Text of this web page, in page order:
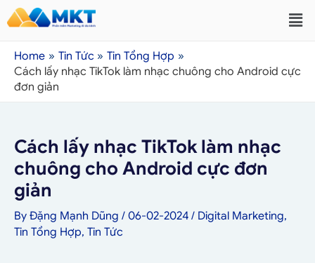
Home Tin Tức
Tin Tổng Hợp
Cách lấy nhạc TikTok làm nhạc chuông cho Android cực
đơn giản
Cách lấy nhạc TikTok làm nhạc
chuông cho Android cực đơn
giản
By Đặng Mạnh Dũng / 06-02-2024 / Digital Marketing,
Tin Tổng Hợp, Tin Tức